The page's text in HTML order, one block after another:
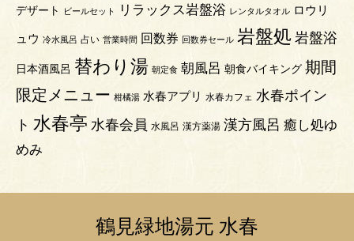
デザート ビールセット リラックス岩盤浴 レンタルタオル ロウリ
ュウ 冷水風呂 占い 営業時間 回数券 回数券セール 岩盤処 岩盤浴
日本酒風呂 替わり湯 朝定食 朝風呂 朝食バイキング 期間
限定メニュー 柑橘湯 水春アプリ 水春カフェ 水春ポイン
ト 水春亭 水春会員 水風呂 漢方薬湯 漢方風呂 癒し処ゆ
めみ
鶴見緑地湯元 水春